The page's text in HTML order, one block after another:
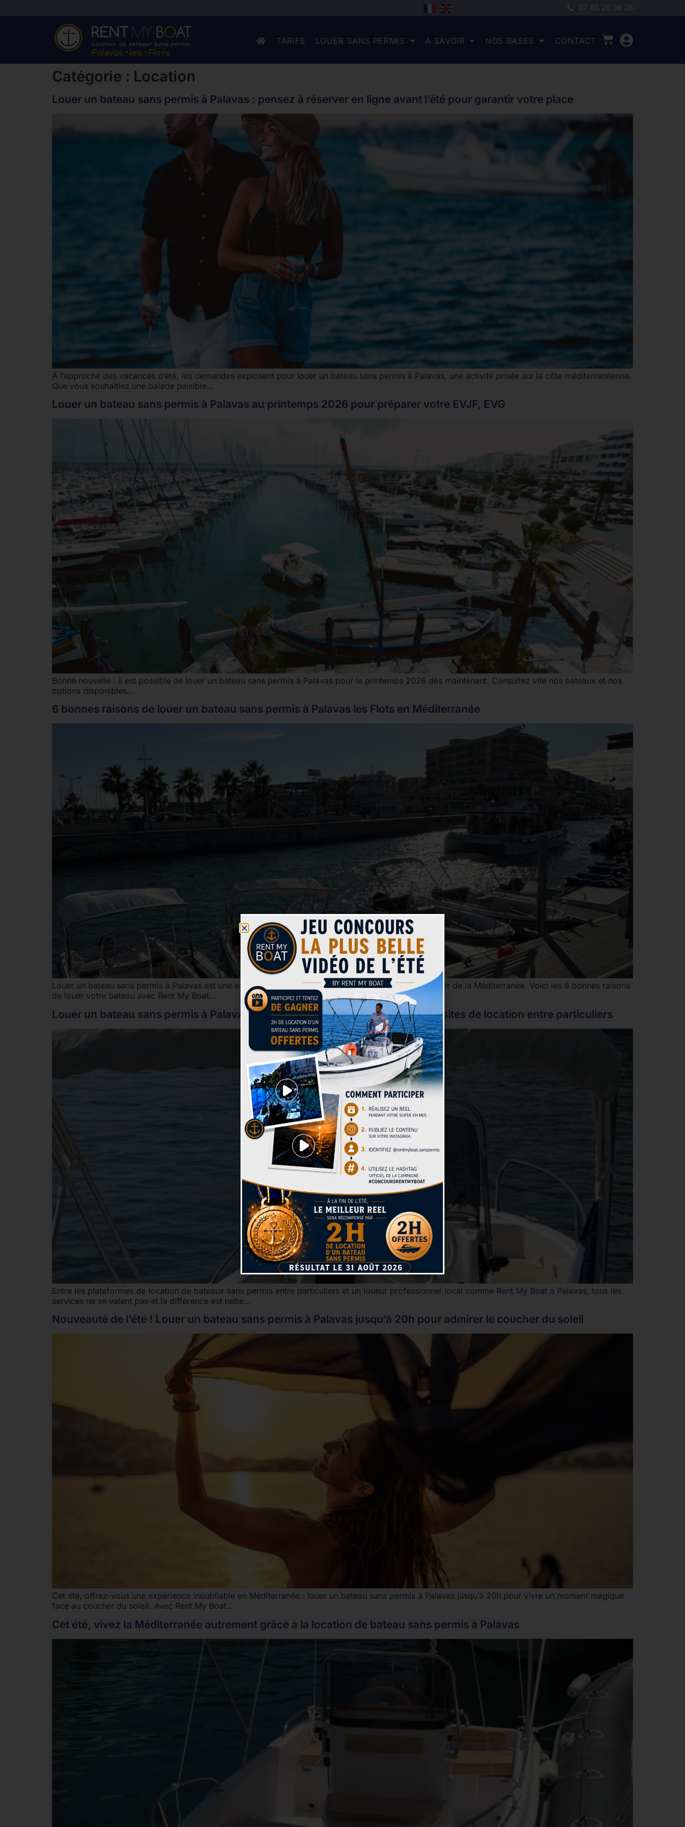
07 65 26 98 28
TARIFS LOUER SANS PERMIS À SAVOIR NOS BASES CONTACT
Catégorie : Location
Louer un bateau sans permis à Palavas : pensez à réserver en ligne avant l’été pour garantir votre place
À l’approche des vacances d’été, les demandes explosent pour louer un bateau sans permis à Palavas, une activité prisée sur la côte méditerranéenne.
Que vous souhaitiez une balade paisible…
Louer un bateau sans permis à Palavas au printemps 2026 pour préparer votre EVJF, EVG
Bonne nouvelle : il est possible de louer un bateau sans permis à Palavas pour le printemps 2026 dès maintenant. Consultez vite nos bateaux et nos
options disponibles…
6 bonnes raisons de louer un bateau sans permis à Palavas les Flots en Méditerranée
Louer un bateau sans permis à Palavas est une expérience accessible, conviviale et idéale pour profiter de la Méditerranée. Voici les 6 bonnes raisons
de louer votre bateau avec Rent My Boat…
Louer un bateau sans permis à Palavas : pourquoi préférer Rent My Boat aux sites de location entre particuliers
Entre les plateformes de location de bateaux sans permis entre particuliers et un loueur professionnel local comme Rent My Boat à Palavas, tous les
services ne se valent pas et la différence est nette…
Nouveauté de l’été ! Louer un bateau sans permis à Palavas jusqu’à 20h pour admirer le coucher du soleil
Cet été, offrez-vous une expérience inoubliable en Méditerranée : louer un bateau sans permis à Palavas jusqu’à 20h pour vivre un moment magique
face au coucher du soleil. Avec Rent My Boat…
Cet été, vivez la Méditerranée autrement grâce à la location de bateau sans permis à Palavas